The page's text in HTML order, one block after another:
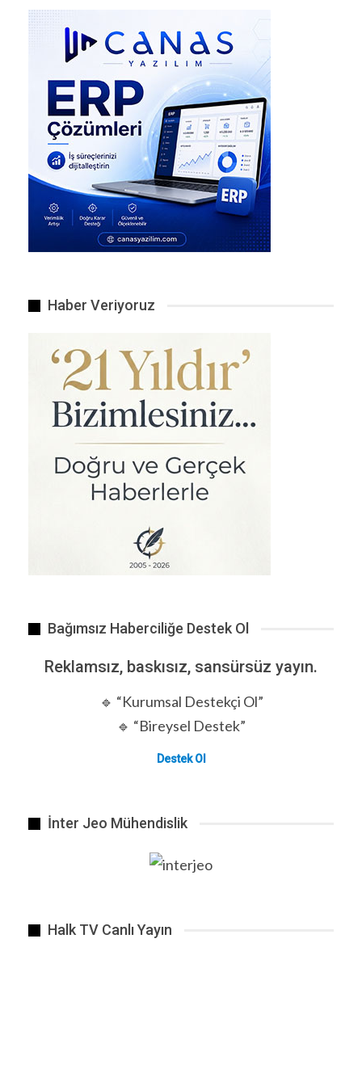
‘altın sahtekarları’ Darphane mührünü de taklit etti.
Cemil Topuzlu sahnesi ile ilgili yıllardır süren…
Haber Veriyoruz
Bağımsız Haberciliğe Destek Ol
Reklamsız, baskısız, sansürsüz yayın.
🔹 “Kurumsal Destekçi Ol”
🔹 “Bireysel Destek”
Destek Ol
İnter Jeo Mühendislik
Halk TV Canlı Yayın